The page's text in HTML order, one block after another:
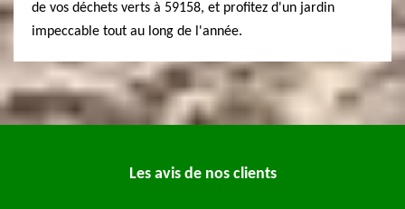
de vos déchets verts à 59158, et profitez d'un jardin
impeccable tout au long de l'année.
Les avis de nos clients